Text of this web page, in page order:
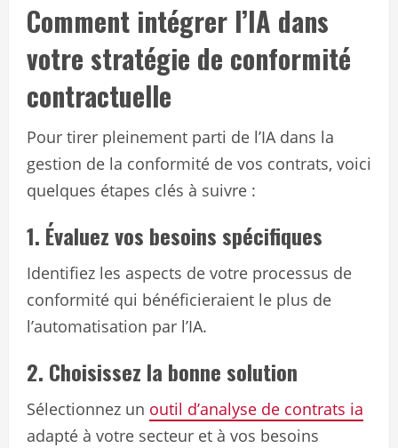
Comment intégrer l’IA dans
votre stratégie de conformité
contractuelle
Pour tirer pleinement parti de l’IA dans la
gestion de la conformité de vos contrats, voici
quelques étapes clés à suivre :
1. Évaluez vos besoins spécifiques
Identifiez les aspects de votre processus de
conformité qui bénéficieraient le plus de
l’automatisation par l’IA.
2. Choisissez la bonne solution
Sélectionnez un outil d’analyse de contrats ia
adapté à votre secteur et à vos besoins